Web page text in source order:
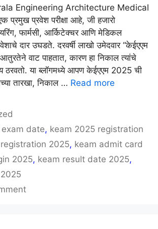
Engineering Architecture Medical
प्रमुख प्रवेश परीक्षा आहे, जी हजारो
फार्मसी, आर्किटेक्चर आणि मेडिकल
दार उघडते. दरवर्षी लाखो उमेदवार “केईएएम
वाट पाहतात, कारण हा निकाल त्यांचे
ठरवतो. या ब्लॉगमध्ये आपण केईएएम 2025 ची
तारखा, निकाल … Read more
date, keam 2025 registration
2025, keam admit card
2025, keam result date 2025,